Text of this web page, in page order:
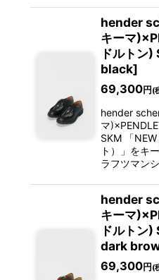
hender
キーマ
ドルトン
black]
69,300円 (
hender
マ
SKM 「
ト）」をキ
ラフツマン
hender
キーマ
ドルトン
dark
69,300円 (